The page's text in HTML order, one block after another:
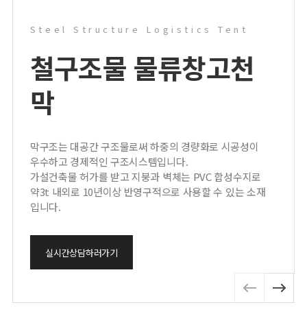
Steel Structure Logistics Tent
철구조물 물류창고천
막
막구조는 대공간 구조물로써 하중의 경량화로 시공성이
우수하고 경제적인 구조시스템입니다.
가설건축물 허가를 받고 지붕과 벽체는 PVC 합성수지로
약3t 내외로 10년이상 반영구적으로 사용할 수 있는 소재
입니다.
실시간상담하러가기